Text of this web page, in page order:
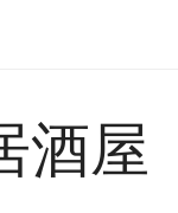
屋